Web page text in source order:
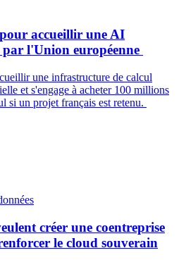
accueillir une AI
l'Union européenne
une infrastructure de calcul
et s'engage à acheter 100 millions
si un projet français est retenu.
créer une coentreprise
le cloud souverain